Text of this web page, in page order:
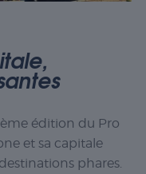
édition du Pro
et sa capitale
phares.